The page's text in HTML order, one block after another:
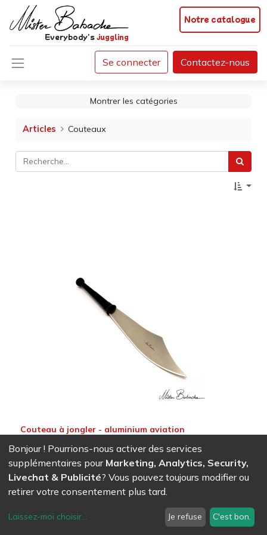
Notre catalogue
Everybody'sjuggling
Se connecter Contactez-nous
Montrer les catégories
Articles Couteaux
Couteau à jongler - aluminium aviation
40,74CHF
Bonjour ! Pourrions-nous activer des services
supplémentaires pour Marketing, Analytics, Security,
Livechat & Publicité? Vous pouvez toujours modifier ou
retirer votre consentement plus tard.
Laissez-moi choisir... Je refuse C'est bon.